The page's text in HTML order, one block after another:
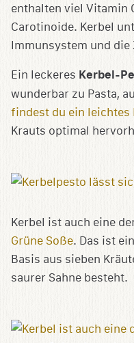
enthalten viel Vitamin
Carotinoide. Kerbel
Immunsystem und
Ein leckeres Kerbel-
wunderbar zu Pasta,
findest du ein leichtes
Krauts optimal
Kerbel ist auch eine
Grüne Soße. Das ist
Basis aus sieben
saurer Sahne besteht.